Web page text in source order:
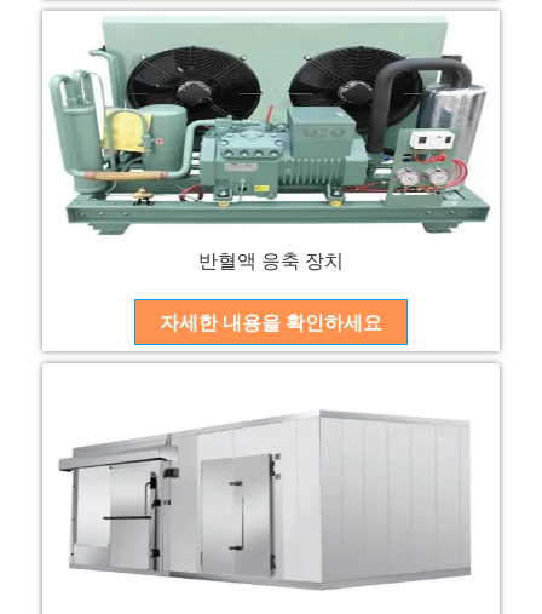
반혈액 응축 장치
자세한 내용을 확인하세요